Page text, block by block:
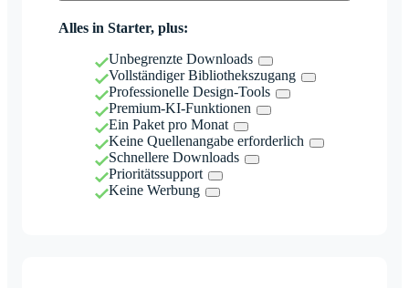
Alles in Starter, plus:
Unbegrenzte Downloads
Vollständiger Bibliothekszugang
Professionelle Design-Tools
Premium-KI-Funktionen
Ein Paket pro Monat
Keine Quellenangabe erforderlich
Schnellere Downloads
Prioritätssupport
Keine Werbung